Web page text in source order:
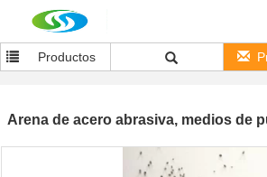
Productos
Arena de acero abrasiva, medios de